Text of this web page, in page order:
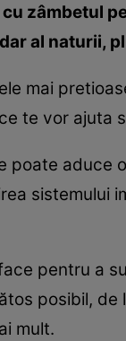
zâmbetul
al naturii,
mai
te vor ajuta
poate
sistemului
pentru a
posibil,
mult.